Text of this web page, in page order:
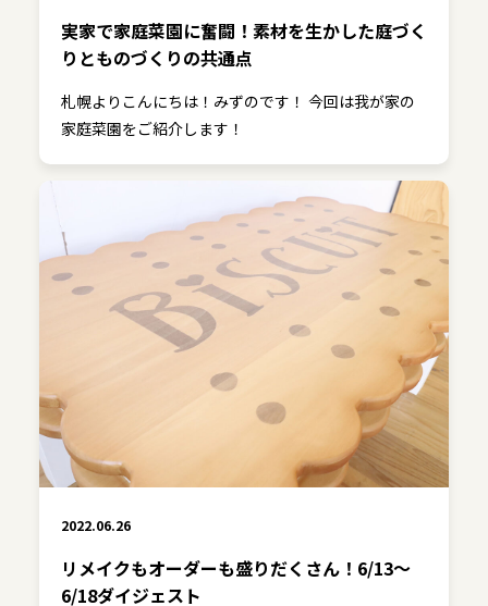
実家で家庭菜園に奮闘！素材を生かした庭づく
りとものづくりの共通点
札幌よりこんにちは！みずのです！ 今回は我が家の
家庭菜園をご紹介します！
2022.06.26
リメイクもオーダーも盛りだくさん！6/13～
6/18ダイジェスト